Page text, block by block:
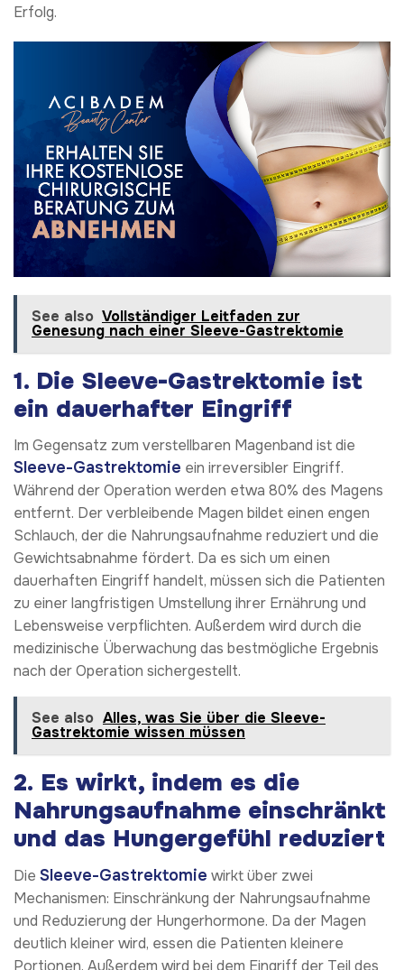
Erfolg.
See also Vollständiger Leitfaden zur
Genesung nach einer Sleeve-Gastrektomie
1. Die Sleeve-Gastrektomie ist
ein dauerhafter Eingriff
Im Gegensatz zum verstellbaren Magenband ist die
Sleeve-Gastrektomie ein irreversibler Eingriff.
Während der Operation werden etwa 80% des Magens
entfernt. Der verbleibende Magen bildet einen engen
Schlauch, der die Nahrungsaufnahme reduziert und die
Gewichtsabnahme fördert. Da es sich um einen
dauerhaften Eingriff handelt, müssen sich die Patienten
zu einer langfristigen Umstellung ihrer Ernährung und
Lebensweise verpflichten. Außerdem wird durch die
medizinische Überwachung das bestmögliche Ergebnis
nach der Operation sichergestellt.
See also Alles, was Sie über die Sleeve-
Gastrektomie wissen müssen
2. Es wirkt, indem es die
Nahrungsaufnahme einschränkt
und das Hungergefühl reduziert
Die Sleeve-Gastrektomie wirkt über zwei
Mechanismen: Einschränkung der Nahrungsaufnahme
und Reduzierung der Hungerhormone. Da der Magen
deutlich kleiner wird, essen die Patienten kleinere
Portionen. Außerdem wird bei dem Eingriff der Teil des